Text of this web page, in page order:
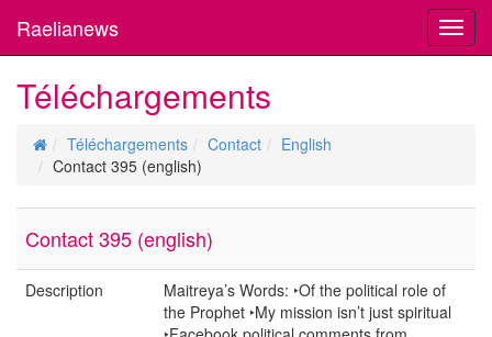
Raelianews
Téléchargements
Téléchargements Contact
English
Contact 395 (english)
Contact 395 (english)
Description
Maitreya’s Words: ‣Of the political role of
the Prophet ‣My mission isn’t just spiritual